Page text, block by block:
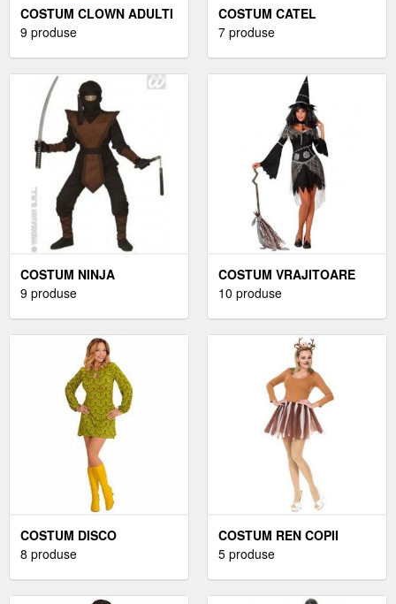
COSTUM CLOWN ADULTI
9 produse
COSTUM CATEL
7 produse
COSTUM NINJA
9 produse
COSTUM VRAJITOARE
ADULT
10 produse
COSTUM DISCO
8 produse
COSTUM REN COPII
5 produse